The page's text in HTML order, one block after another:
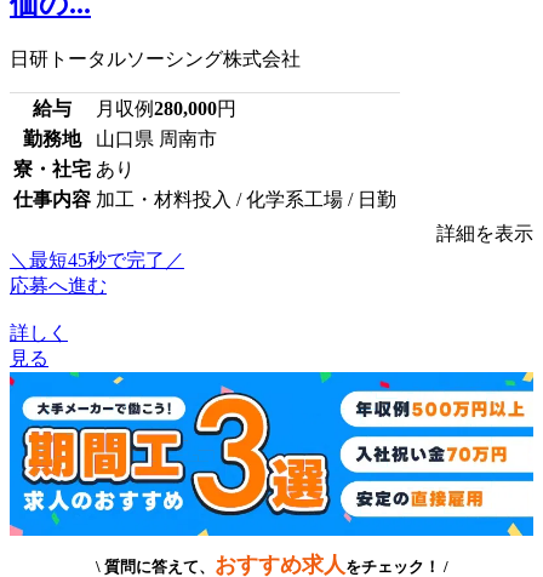
日研トータルソーシング株式会社
給与 月収例280,000円
勤務地
山口県 周南市
寮・社宅 あり
仕事内容 加工・材料投入 / 化学系工場 / 日勤
詳細を表示
＼最短45秒で完了／
応募へ進む
詳しく
見る
\ 質問に答えて、 おすすめ求人 をチェック！ /